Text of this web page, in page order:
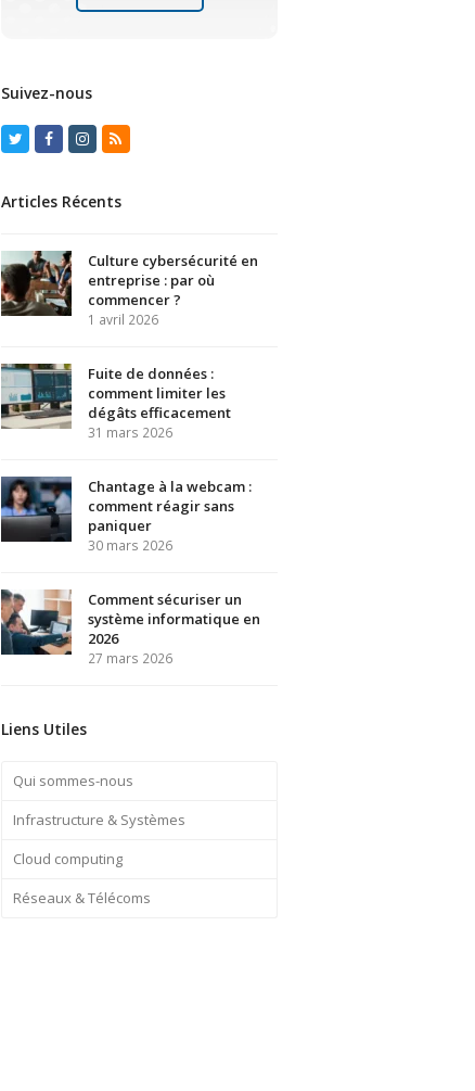
Suivez-nous
TwitterFacebook
Instagram
RSS
Articles Récents
Culture cybersécurité en
entreprise : par où
commencer ?
1 avril 2026
Fuite de données :
comment limiter les
dégâts efficacement
31 mars 2026
Chantage à la webcam :
comment réagir sans
paniquer
30 mars 2026
Comment sécuriser un
système informatique en
2026
27 mars 2026
Liens Utiles
Qui sommes-nous
Infrastructure & Systèmes
Cloud computing
Réseaux & Télécoms